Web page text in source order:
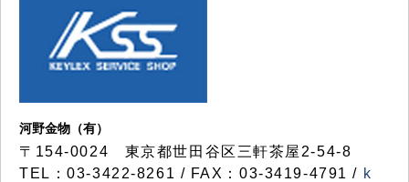
河野金物（有）
〒154-0024 東京都世田谷区三軒茶屋2-54-8
TEL：03-3422-8261 / FAX：03-3419-4791 / k